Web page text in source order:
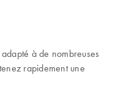
à de nombreuses
rapidement une